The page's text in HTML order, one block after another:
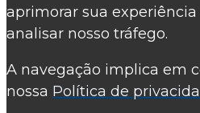
aprimorar sua
analisar nosso tráfego.
A navegação implica em
nossa Política de